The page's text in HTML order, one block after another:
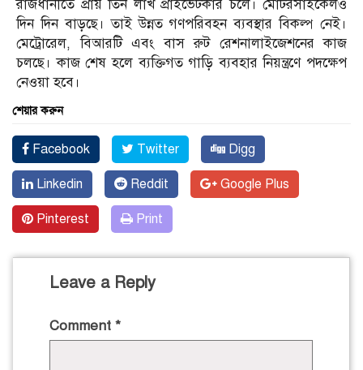
রাজধানীতে প্রায় তিন লাখ প্রাইভেটকার চলে। মোটরসাইকেলও
দিন দিন বাড়ছে। তাই উন্নত গণপরিবহন ব্যবস্থার বিকল্প নেই।
মেট্রোরেল, বিআরটি এবং বাস রুট রেশনালাইজেশনের কাজ
চলছে। কাজ শেষ হলে ব্যক্তিগত গাড়ি ব্যবহার নিয়ন্ত্রণে পদক্ষেপ
নেওয়া হবে।
শেয়ার করুন
Facebook Twitter Digg
Linkedin Reddit Google Plus
Pinterest Print
Leave a Reply
Comment *